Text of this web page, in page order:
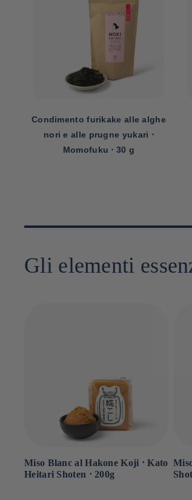
Condimento Furikake alle
alghe nori e al wasabi ⋅
Urashima Nori ⋅ 50 g
Gli elementi
Miso Blanc al Hakone Koji ⋅ Kato
Heitari Shoten ⋅ 200g